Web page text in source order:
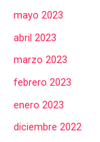
mayo 2023
abril 2023
marzo 2023
febrero 2023
enero 2023
diciembre 2022